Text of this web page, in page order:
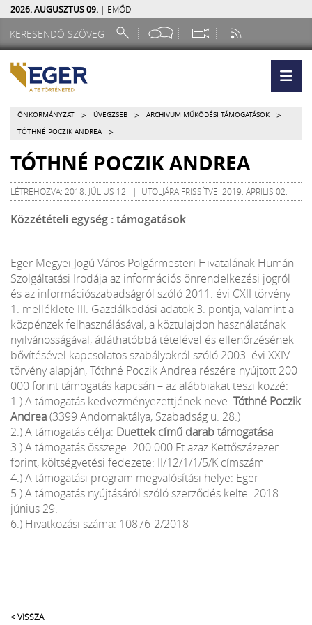
2026. AUGUSZTUS 09. | EMŐD
ÖNKORMÁNYZAT > ÜVEGZSEB > ARCHIVUM MŰKÖDÉSI TÁMOGATÁSOK >
TÓTHNÉ POCZIK ANDREA >
TÓTHNÉ POCZIK ANDREA
LÉTREHOZVA: 2018. JÚLIUS 12. | UTOLJÁRA FRISSÍTVE: 2019. ÁPRILIS 02.
Közzétételi egység : támogatások
Eger Megyei Jogú Város Polgármesteri Hivatalának Humán
Szolgáltatási Irodája az információs önrendelkezési jogról
és az információszabadságról szóló 2011. évi CXII törvény
1. melléklete III. Gazdálkodási adatok 3. pontja, valamint a
közpénzek felhasználásával, a köztulajdon használatának
nyilvánosságával, átláthatóbbá tételével és ellenőrzésének
bővítésével kapcsolatos szabályokról szóló 2003. évi XXIV.
törvény alapján, Tóthné Poczik Andrea részére nyújtott 200
000 forint támogatás kapcsán – az alábbiakat teszi közzé:
1.) A támogatás kedvezményezettjének neve: Tóthné Poczik
Andrea(3399 Andornaktálya, Szabadság u. 28.)
2.) A támogatás célja: Duettek című darab támogatása
3.) A támogatás összege: 200 000 Ft azaz Kettőszázezer
forint, költségvetési fedezete: II/12/1/1/5/K címszám
4.) A támogatási program megvalósítási helye: Eger
5.) A támogatás nyújtásáról szóló szerződés kelte: 2018.
június 29.
6.) Hivatkozási száma: 10876-2/2018
< VISSZA